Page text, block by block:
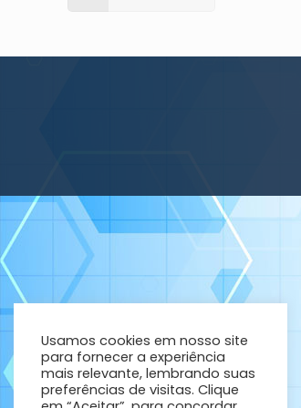
Usamos cookies em nosso site
para fornecer a experiência
mais relevante, lembrando suas
preferências de visitas. Clique